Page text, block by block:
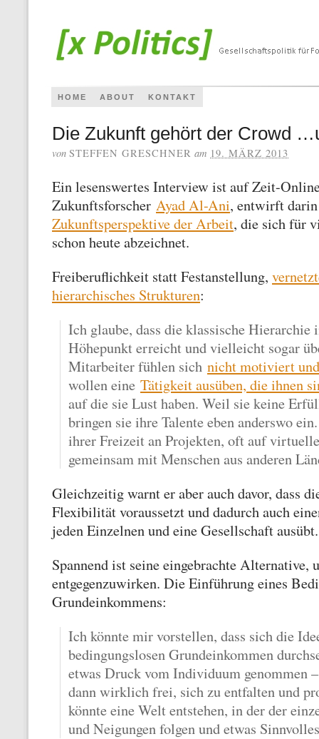
HOME ABOUT KONTAKT
Die Zukunft gehört der Crowd
von STEFFEN GRESCHNER am 19. MÄRZ 2013
Ein lesenswertes Interview ist auf Zeit-
Zukunftsforscher Ayad Al-Ani, entwirft
Zukunftsperspektive der Arbeit, die sich für
schon heute abzeichnet.
Freiberuflichkeit statt Festanstellung,
hierarchisches Strukturen:
Ich glaube, dass die klassische Hierarchie
Höhepunkt erreicht und vielleicht sogar
Mitarbeiter fühlen sich nicht motiviert
wollen eine Tätigkeit ausüben, die ihnen
auf die sie Lust haben. Weil sie keine
bringen sie ihre Talente eben anderswo
ihrer Freizeit an Projekten, oft auf
gemeinsam mit Menschen aus anderen
Gleichzeitig warnt er aber auch davor, dass
Flexibilität voraussetzt und dadurch auch
jeden Einzelnen und eine Gesellschaft ausübt.
Spannend ist seine eingebrachte Alternative,
entgegenzuwirken. Die Einführung eines
Grundeinkommens:
Ich könnte mir vorstellen, dass sich die
bedingungslosen Grundeinkommen
etwas Druck vom Individuum genommen
dann wirklich frei, sich zu entfalten und
könnte eine Welt entstehen, in der der
und Neigungen folgen und etwas